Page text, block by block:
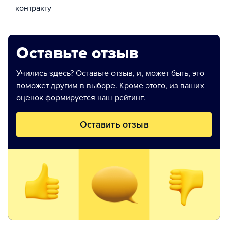
контракту
Оставьте отзыв
Учились здесь? Оставьте отзыв, и, может быть, это
поможет другим в выборе. Кроме этого, из ваших
оценок формируется наш рейтинг.
Оставить отзыв